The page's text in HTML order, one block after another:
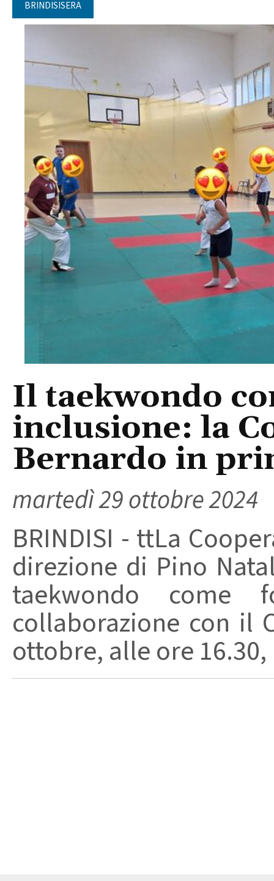
BRINDISISERA
Il taekwondo
inclusione: la
Bernardo in
martedì 29 ottobre 2024
BRINDISI - ttLa
direzione di Pino
taekwondo come
collaborazione con il
ottobre, alle ore